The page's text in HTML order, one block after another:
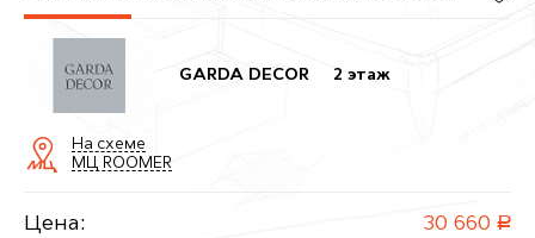
GARDA DECOR 2 этаж
На схеме
МЦ ROOMER
Цена: 30 660 руб.